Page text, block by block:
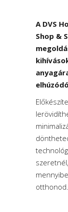
A DVS
Shop &
otthonod.